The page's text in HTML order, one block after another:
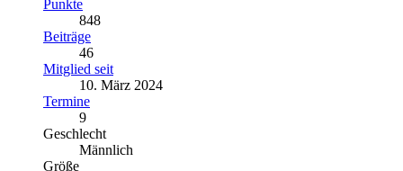
Punkte
848
Beiträge
46
Mitglied seit
10. März 2024
Termine
9
Geschlecht
Männlich
Größe